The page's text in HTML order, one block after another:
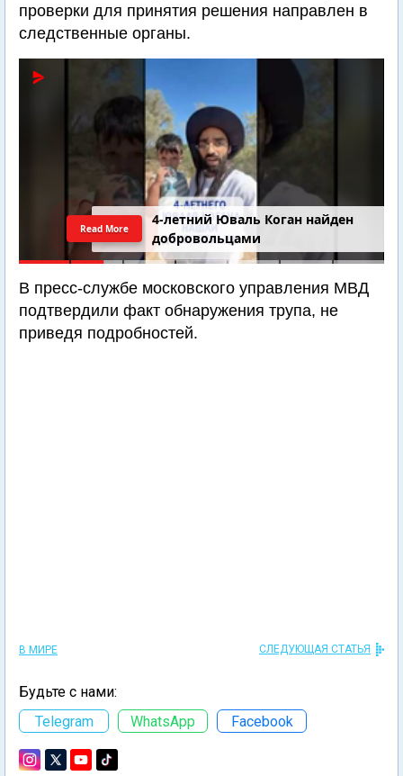
проверки для принятия решения направлен в
следственные органы.
4-летний Юваль Коган найден
добровольцами
Read More
В пресс-службе московского управления МВД
подтвердили факт обнаружения трупа, не
приведя подробностей.
В МИРЕ СЛЕДУЮЩАЯ СТАТЬЯ
Будьте с нами:
Telegram
WhatsApp Facebook